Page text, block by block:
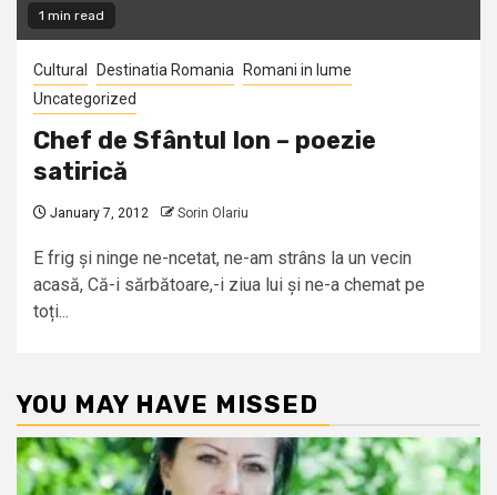
1 min read
Cultural Destinatia Romania
Romani in lume
Uncategorized
Chef de Sfântul Ion – poezie
satirică
January 7, 2012 Sorin Olariu
E frig și ninge ne-ncetat, ne-am strâns la un vecin
acasă, Că-i sărbătoare,-i ziua lui și ne-a chemat pe
toți...
YOU MAY HAVE MISSED